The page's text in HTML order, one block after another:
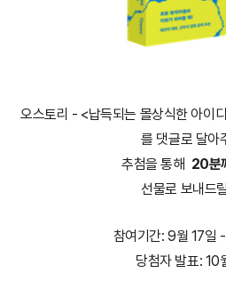
오스토리 - <납득되는 몰상식한 아이
를 댓글로 달아
추첨을 통해 20분
선물로 보내드
참여기간: 9월 17일
당첨자 발표: 10